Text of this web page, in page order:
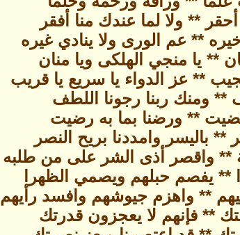
** ولا لما عندك منا أفقر
** عم الورى ولا ينادي غيره
** يا منجي الهلكى ويا منان
** عز الدواء يا سريع يا قريب
** ومنك ربنا رجونا اللطف
** ورضنا بما به رضيت
باليسر وامددنا بريح النصر
** واقصر أذى الشر على من طلبه
** يفصم حبلهم ويصمي الظهرا
** واهزم جيوشهم وافسد رأيهم
** فإنهم لا يعجزون قدرتك